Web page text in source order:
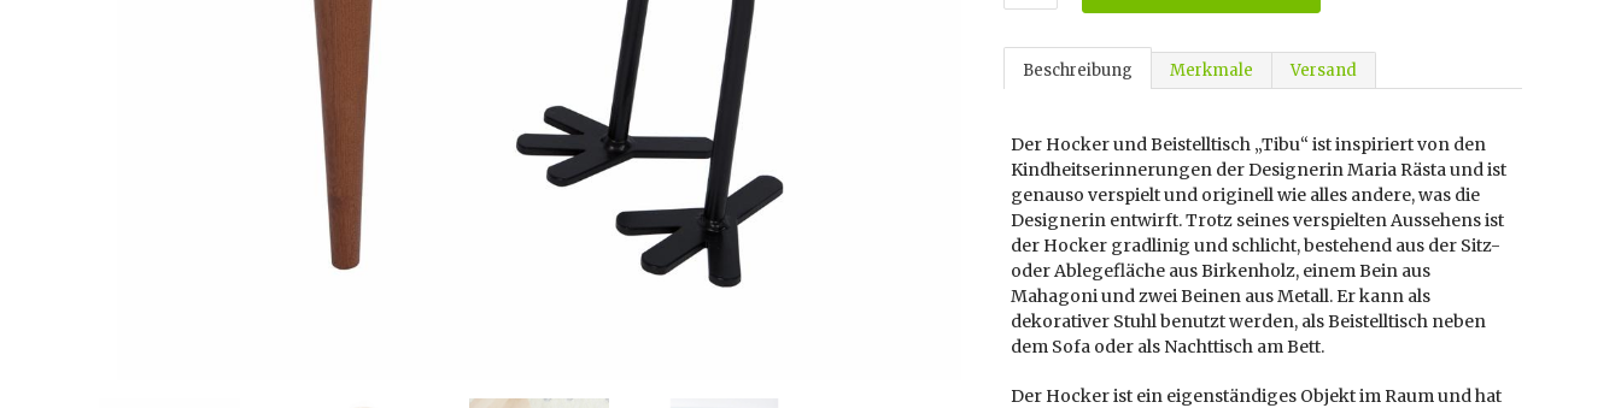
Beschreibung Merkmale Versand
Der Hocker und Beistelltisch „Tibu“ ist inspiriert von den
Kindheitserinnerungen der Designerin Maria Rästa und ist
genauso verspielt und originell wie alles andere, was die
Designerin entwirft. Trotz seines verspielten Aussehens ist
der Hocker gradlinig und schlicht, bestehend aus der Sitz-
oder Ablegefläche aus Birkenholz, einem Bein aus
Mahagoni und zwei Beinen aus Metall. Er kann als
dekorativer Stuhl benutzt werden, als Beistelltisch neben
dem Sofa oder als Nachttisch am Bett.
Der Hocker ist ein eigenständiges Objekt im Raum und hat